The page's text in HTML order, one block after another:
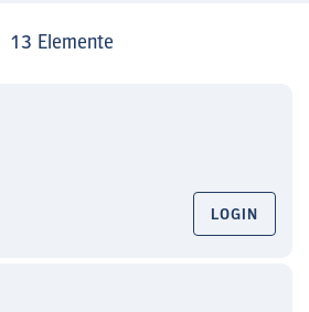
13 Elemente
LOGIN